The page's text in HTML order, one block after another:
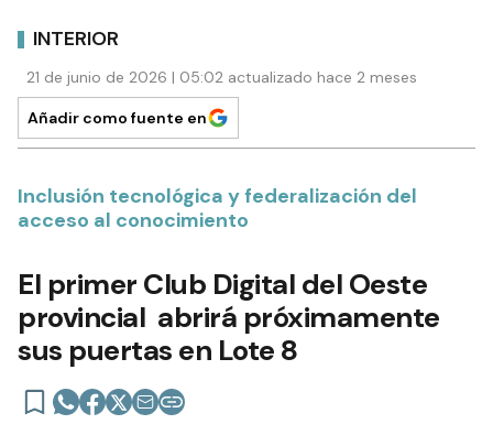
INTERIOR
21 de junio de 2026 | 05:02 actualizado hace 2 meses
Añadir como fuente en
Inclusión tecnológica y federalización del
acceso al conocimiento
El primer Club Digital del Oeste
provincial abrirá próximamente
sus puertas en Lote 8